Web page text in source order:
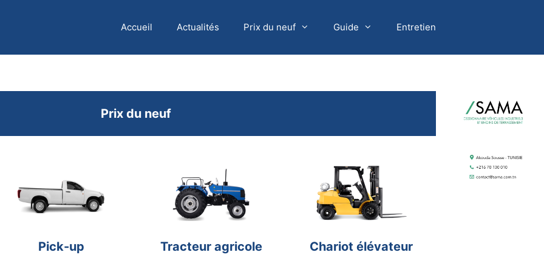
Accueil Actualités Prix du neuf Guide Entretien
Prix du neuf
Pick-up Tracteur agricole Chariot élévateur